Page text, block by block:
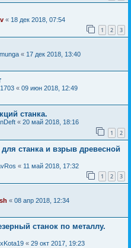
« 18 дек 2018, 07:54
1 2 3
« 17 дек 2018, 13:40
« 09 июн 2018, 12:49
станка.
« 20 май 2018, 18:16
1 2
станка и взрыв древесной
« 11 май 2018, 17:32
1 2 3
« 08 апр 2018, 12:34
станок по металлу.
« 29 окт 2017, 19:23